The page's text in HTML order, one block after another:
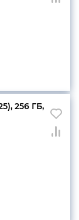
256 ГБ,